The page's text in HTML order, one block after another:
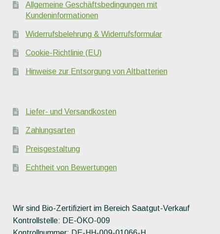
Allgemeine Geschäftsbedingungen mit
Kundeninformationen
Widerrufsbelehrung & Widerrufsformular
Cookie-Richtlinie (EU)
Hinweise zur Entsorgung von Altbatterien
Liefer- und Versandkosten
Zahlungsarten
Preisgestaltung
Echtheit von Bewertungen
Wir sind Bio-Zertifiziert im Bereich Saatgut-Verkauf
Kontrollstelle: DE-ÖKO-009